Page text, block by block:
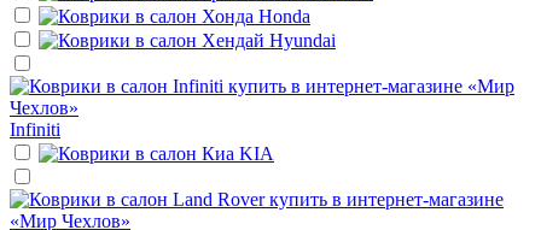
Honda
Hyundai
Infiniti
KIA